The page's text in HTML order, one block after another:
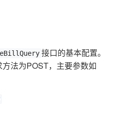
接口的基本配置。
法为POST，主要参数如